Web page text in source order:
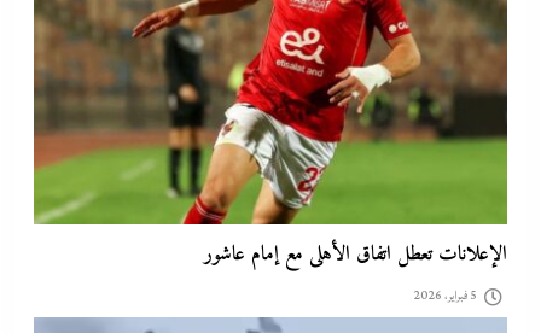
الإعلانات تعطل اتفاق الأهلى مع إمام عاشور
5 فبراير، 2026